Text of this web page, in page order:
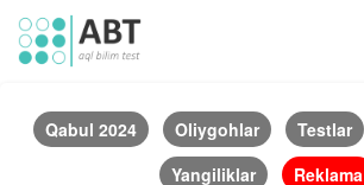
Qabul 2024 Oliygohlar Testlar
Yangiliklar
Reklama